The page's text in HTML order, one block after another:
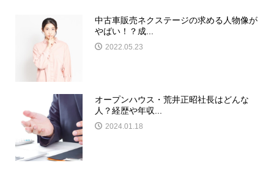
中古車販売ネクステージの求める人物像が
やばい！？成...
2022.05.23
オープンハウス・荒井正昭社長はどんな
人？経歴や年収...
2024.01.18